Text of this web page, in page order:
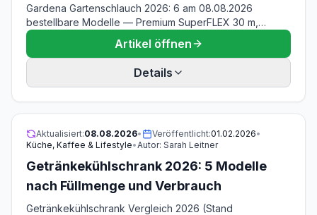
Gardena Gartenschlauch 2026: 6 am 08.08.2026
bestellbare Modelle — Premium SuperFLEX 30 m,
Comfort FLEX 10 m, Comfort HighFLEX 18 m, Liano Life
20 m Set, Classic 3/4 Zoll 50 m und EcoLine 20 m.
Artikel öffnen
Details
Aktualisiert:08.08.2026• Veröffentlicht:01.02.2026•
Küche, Kaffee & Lifestyle•Autor: Sarah Leitner
Getränkekühlschrank 2026: 5 Modelle
nach Füllmenge und Verbrauch
Getränkekühlschrank Vergleich 2026 (Stand